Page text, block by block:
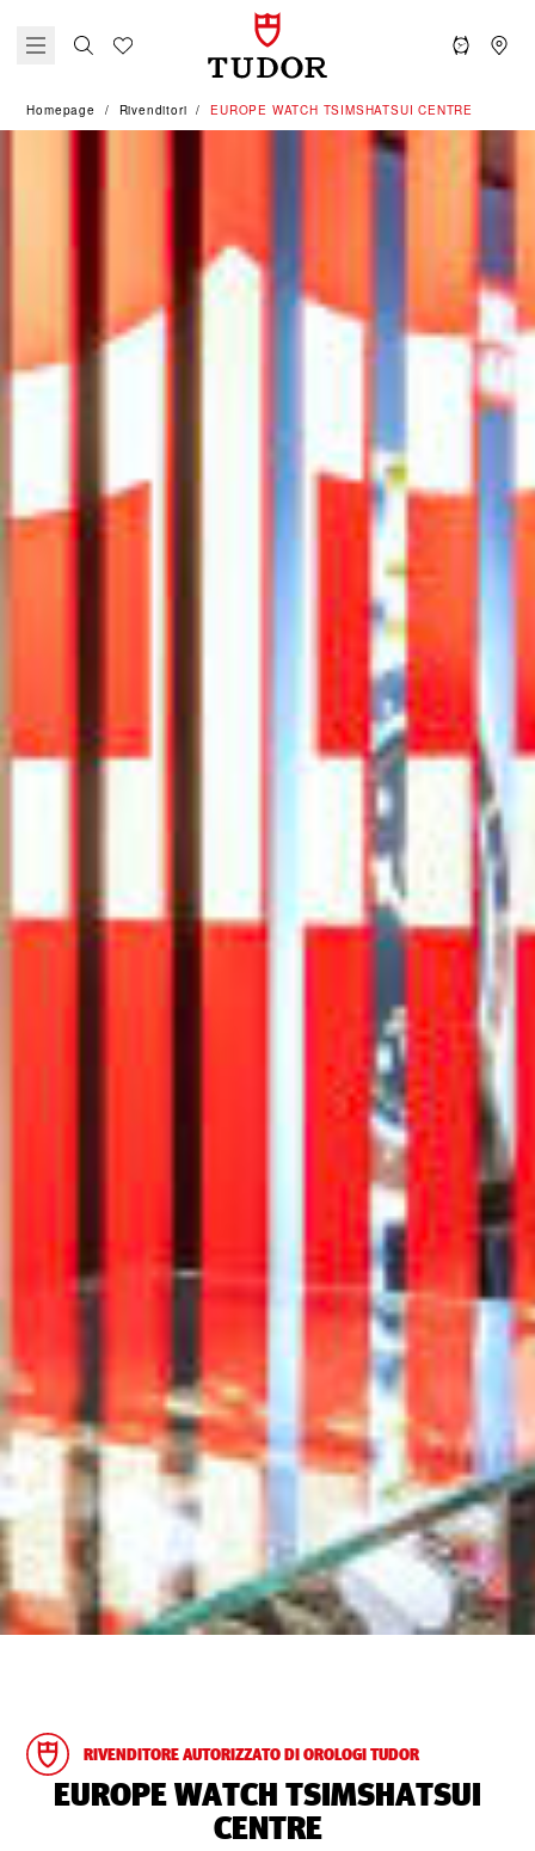
Homepage Rivenditori ‭EUROPE WATCH TSIMSHATSUI CENTRE‬
RIVENDITORE AUTORIZZATO DI OROLOGI TUDOR
‭EUROPE WATCH TSIMSHATSUI
CENTRE‬